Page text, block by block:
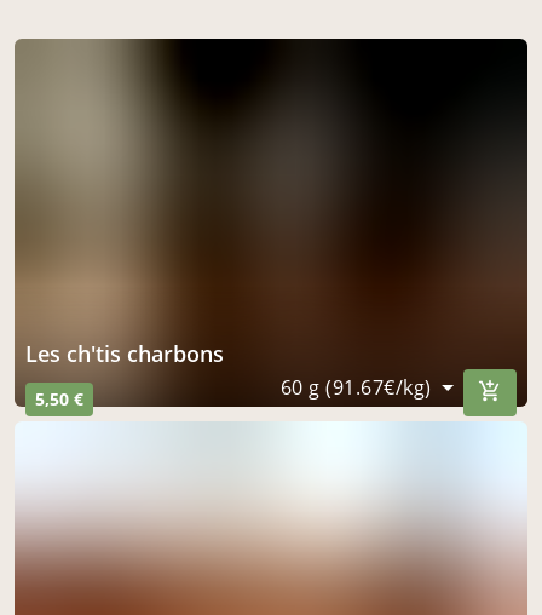
Les ch'tis charbons
5,50 € 60 g (91.67€/kg)